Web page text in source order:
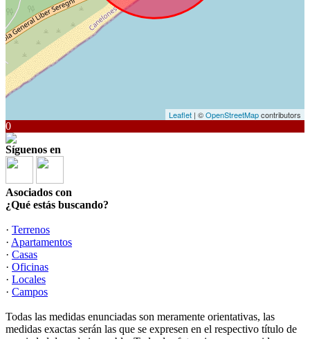
Leaflet | ©OpenStreetMapcontributors
0
Síguenos en
Asociados con
¿Qué estás buscando?
· Terrenos
· Apartamentos
· Casas
· Oficinas
· Locales
· Campos
Todas las medidas enunciadas son meramente orientativas, las
medidas exactas serán las que se expresen en el respectivo título de